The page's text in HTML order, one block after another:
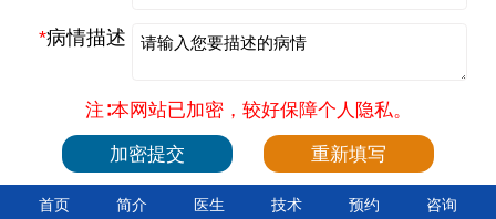
*病情描述
注∶本网站已加密，较好保障个人隐私。
首页 简介 医生 技术 预约 咨询